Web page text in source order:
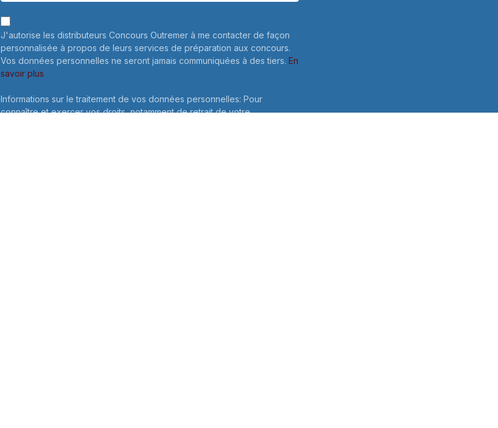
J'autorise les distributeurs Concours Outremer à me contacter de façon
personnalisée à propos de leurs services de préparation aux concours.
Vos données personnelles ne seront jamais communiquées à des tiers. En
savoir plus
Informations sur le traitement de vos données personnelles: Pour
connaître et exercer vos droits, notamment de retrait de votre